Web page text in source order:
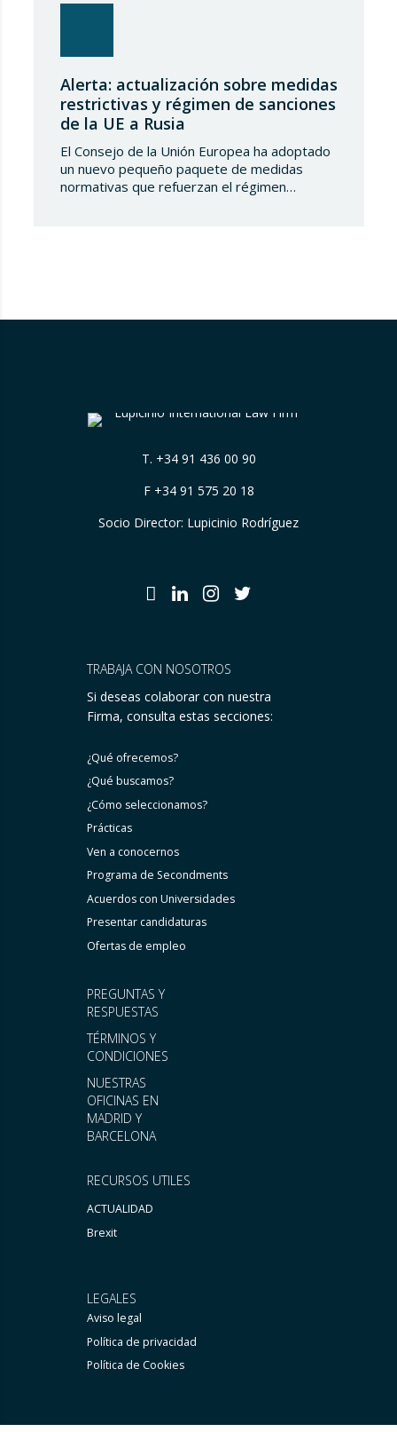
Alerta: actualización sobre medidas
restrictivas y régimen de sanciones
de la UE a Rusia
El Consejo de la Unión Europea ha adoptado
un nuevo pequeño paquete de medidas
normativas que refuerzan el régimen
T. +34 91 436 00 90
F +34 91 575 20 18
Socio Director: Lupicinio Rodríguez
RECURSOS UTILES
ACTUALIDAD
Brexit
PREGUNTAS Y
RESPUESTAS
TÉRMINOS Y
CONDICIONES
NUESTRAS
OFICINAS EN
MADRID Y
BARCELONA
TRABAJA CON NOSOTROS
Si deseas colaborar con nuestra
Firma, consulta estas secciones:
¿Qué ofrecemos?
¿Qué buscamos?
¿Cómo seleccionamos?
Prácticas
Ven a conocernos
Programa de Secondments
Acuerdos con Universidades
Presentar candidaturas
Ofertas de empleo
LEGALES
Aviso legal
Política de privacidad
Política de Cookies